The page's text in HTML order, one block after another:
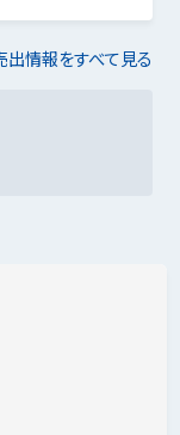
出情報をすべて見る